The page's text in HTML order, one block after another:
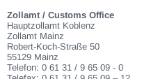
Zollamt / Customs Office
Hauptzollamt Koblenz
Zollamt Mainz
Robert-Koch-Straße 50
55129 Mainz
Telefon: 0 61 31 / 9 65 09 - 0